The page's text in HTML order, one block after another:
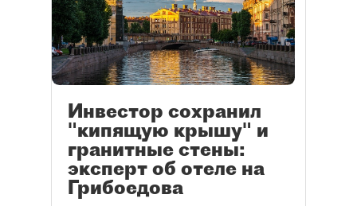
Инвестор сохранил
"кипящую крышу" и
гранитные стены:
эксперт об отеле на
Грибоедова